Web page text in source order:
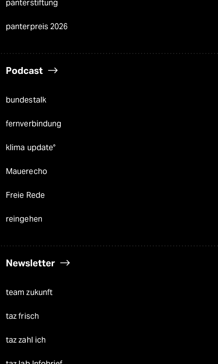
panterstiftung
panterpreis 2026
Podcast
bundestalk
fernverbindung
klima update°
Mauerecho
Freie Rede
reingehen
Newsletter
team zukunft
taz frisch
taz zahl ich